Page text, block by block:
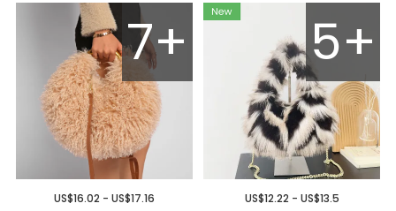
7+
US$16.02 - US$17.16
5+
US$12.22 - US$13.5